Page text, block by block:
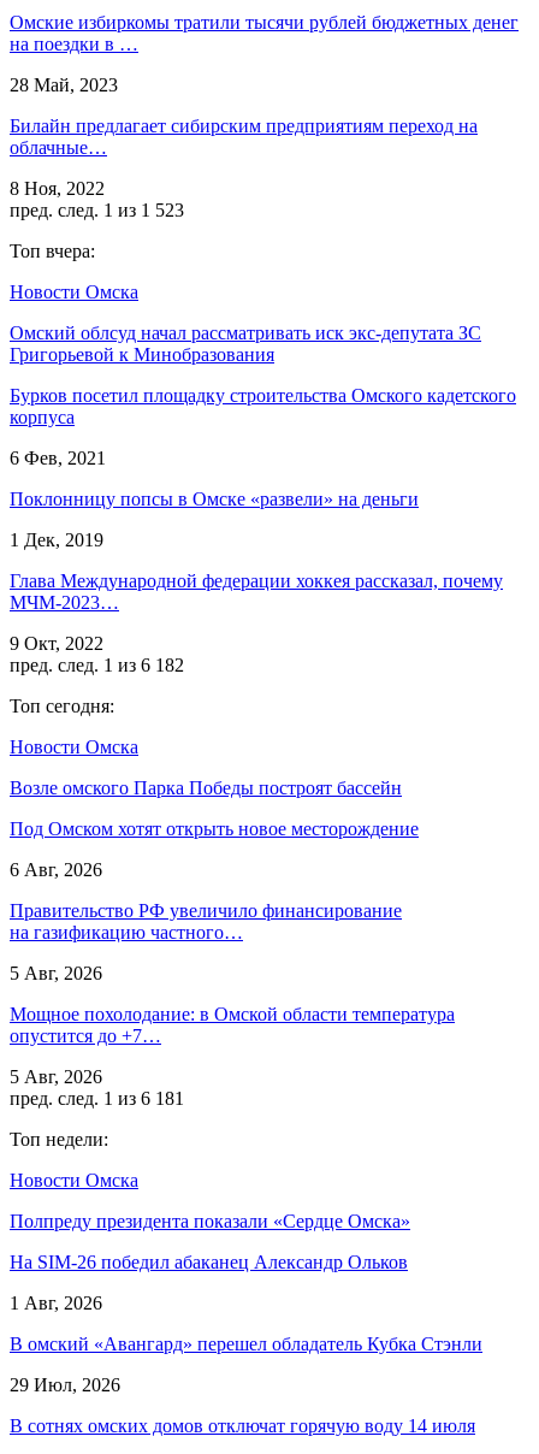
Омские избиркомы тратили тысячи рублей бюджетных денег
на поездки в …
28 Май, 2023
Билайн предлагает сибирским предприятиям переход на
облачные…
8 Ноя, 2022
пред. след. 1 из 1 523
Топ вчера:
Новости Омска
Омский облсуд начал рассматривать иск экс-депутата ЗС
Григорьевой к Минобразования
Бурков посетил площадку строительства Омского кадетского
корпуса
6 Фев, 2021
Поклонницу попсы в Омске «развели» на деньги
1 Дек, 2019
Глава Международной федерации хоккея рассказал, почему
МЧМ-2023…
9 Окт, 2022
пред. след. 1 из 6 182
Топ сегодня:
Новости Омска
Возле омского Парка Победы построят бассейн
Под Омском хотят открыть новое месторождение
6 Авг, 2026
Правительство РФ увеличило финансирование
на газификацию частного…
5 Авг, 2026
Мощное похолодание: в Омской области температура
опустится до +7…
5 Авг, 2026
пред. след. 1 из 6 181
Топ недели:
Новости Омска
Полпреду президента показали «Сердце Омска»
На SIM-26 победил абаканец Александр Ольков
1 Авг, 2026
В омский «Авангард» перешел обладатель Кубка Стэнли
29 Июл, 2026
В сотнях омских домов отключат горячую воду 14 июля